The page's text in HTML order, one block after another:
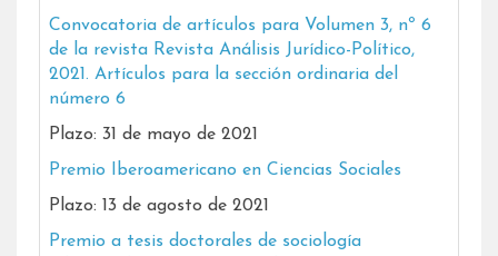
Convocatoria de artículos para Volumen 3, nº 6
de la revista Revista Análisis Jurídico-Político,
2021. Artículos para la sección ordinaria del
número 6
Plazo: 31 de mayo de 2021
Premio Iberoamericano en Ciencias Sociales
Plazo: 13 de agosto de 2021
Premio a tesis doctorales de sociología